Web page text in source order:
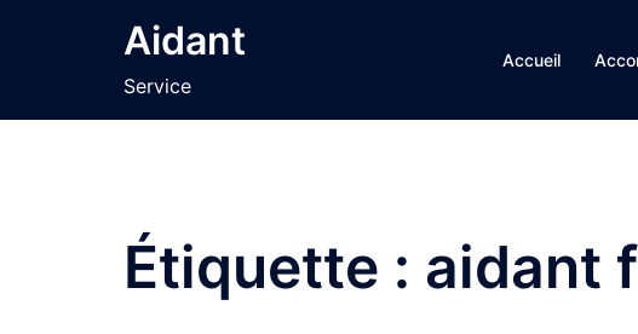
Aidant
Service
Accueil
Étiquette : aidant